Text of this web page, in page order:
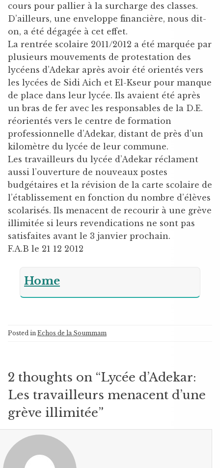
cours pour pallier à la surcharge des classes.
D’ailleurs, une enveloppe financière, nous dit-
on, a été dégagée à cet effet.
La rentrée scolaire 2011/2012 a été marquée par
plusieurs mouvements de protestation des
lycéens d’Adekar après avoir été orientés vers
les lycées de Sidi Aich et El-Kseur pour manque
de place dans leur lycée. Ils avaient été après
un bras de fer avec les responsables de la D.E.
réorientés vers le centre de formation
professionnelle d’Adekar, distant de près d’un
kilomètre du lycée de leur commune.
Les travailleurs du lycée d’Adekar réclament
aussi l’ouverture de nouveaux postes
budgétaires et la révision de la carte scolaire de
l’établissement en fonction du nombre d’élèves
scolarisés. Ils menacent de recourir à une grève
illimitée si leurs revendications ne sont pas
satisfaites avant le 3 janvier prochain.
F.A.B le 21 12 2012
Home
Posted in Echos de la Soummam
2 thoughts on “Lycée d’Adekar:
Les travailleurs menacent d’une
grève illimitée”